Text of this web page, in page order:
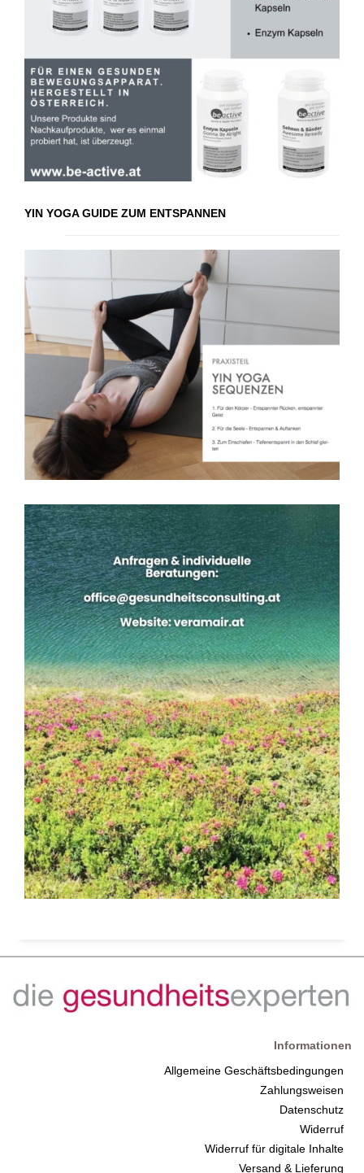
YIN YOGA GUIDE ZUM ENTSPANNEN
Informationen
Allgemeine Geschäftsbedingungen
Zahlungsweisen
Datenschutz
Widerruf
Widerruf für digitale Inhalte
Versand & Lieferung